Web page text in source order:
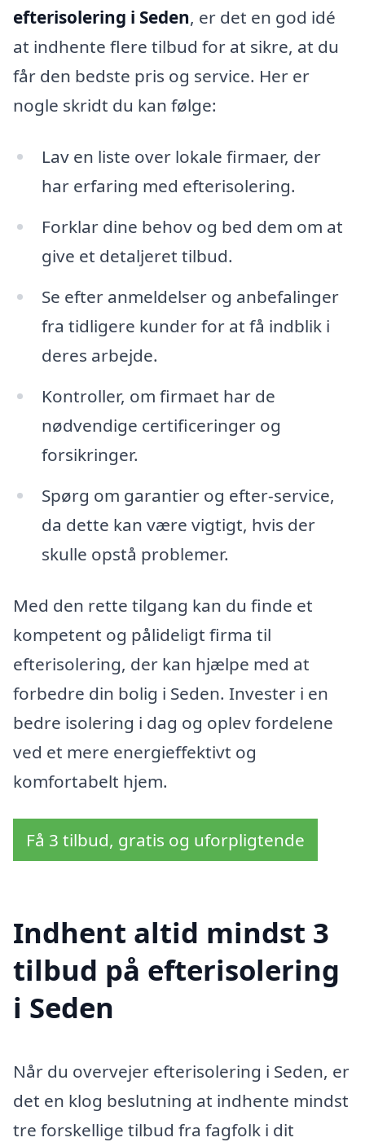
efterisolering i Seden, er det en god idé
at indhente flere tilbud for at sikre, at du
får den bedste pris og service. Her er
nogle skridt du kan følge:
Lav en liste over lokale firmaer, der
har erfaring med efterisolering.
Forklar dine behov og bed dem om at
give et detaljeret tilbud.
Se efter anmeldelser og anbefalinger
fra tidligere kunder for at få indblik i
deres arbejde.
Kontroller, om firmaet har de
nødvendige certificeringer og
forsikringer.
Spørg om garantier og efter-service,
da dette kan være vigtigt, hvis der
skulle opstå problemer.
Med den rette tilgang kan du finde et
kompetent og pålideligt firma til
efterisolering, der kan hjælpe med at
forbedre din bolig i Seden. Invester i en
bedre isolering i dag og oplev fordelene
ved et mere energieffektivt og
komfortabelt hjem.
Få 3 tilbud, gratis og uforpligtende
Indhent altid mindst 3
tilbud på efterisolering
i Seden
Når du overvejer efterisolering i Seden, er
det en klog beslutning at indhente mindst
tre forskellige tilbud fra fagfolk i dit